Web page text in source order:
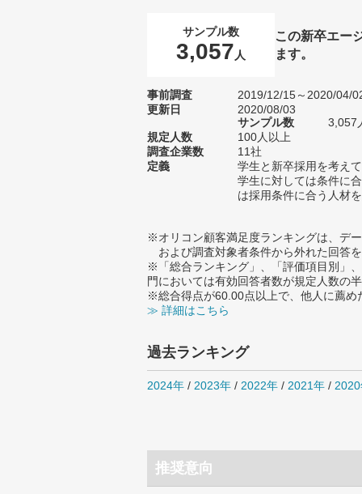
サンプル数
3,057 人
この新卒エー
ます。
事前調査
2019/12/15～2020/04/
更新日
2020/08/03
サンプル数
3,057
規定人数
100人以上
調査企業数
11社
定義
学生と新卒採用を考え
学生に対しては条件に
は採用条件に合う人材
※オリコン顧客満足度ランキングは、デ
および調査対象者条件から外れた回答
※「総合ランキング」、「評価項目別」
門においては有効回答者数が規定人数の
※総合得点が60.00点以上で、他人に薦め
≫ 詳細はこちら
過去ランキング
2024年 / 2023年 / 2022年 / 2021年 /
推奨意向